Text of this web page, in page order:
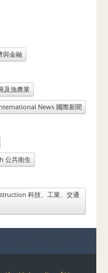
與金融
及漁農業
News 國際新聞
公共衛生
科技、工業、交通